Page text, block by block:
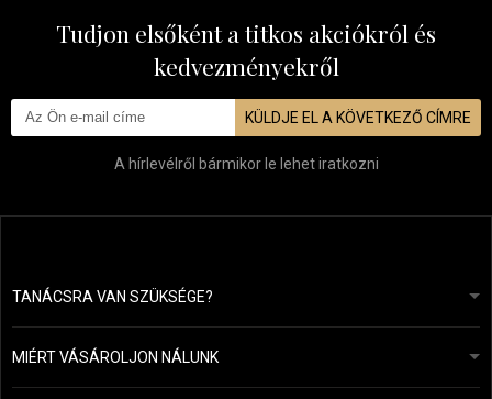
Tudjon elsőként a titkos akciókról és
kedvezményekről
KÜLDJE EL A KÖVETKEZŐ CÍMRE
A hírlevélről bármikor le lehet iratkozni
TANÁCSRA VAN SZÜKSÉGE?info@mapeja.hu
24 órán belül válaszolunk.
MIÉRT VÁSÁROLJON NÁLUNK
Általános szerződési feltételek (ÁSZF)
Személyes adatok védelme
Fizetési és szállítási áttekintés
A mi történetünk